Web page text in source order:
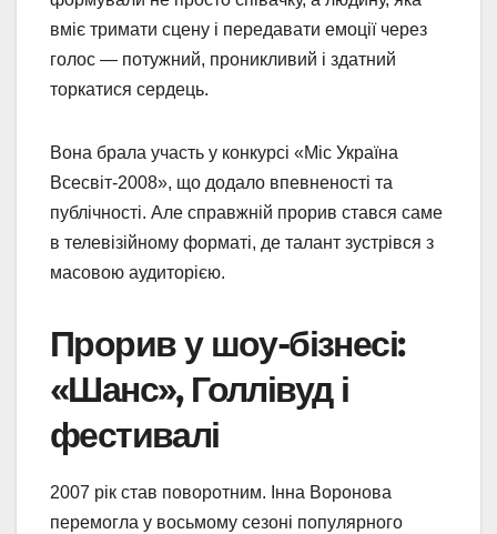
вміє тримати сцену і передавати емоції через
голос — потужний, проникливий і здатний
торкатися сердець.
Вона брала участь у конкурсі «Міс Україна
Всесвіт-2008», що додало впевненості та
публічності. Але справжній прорив стався саме
в телевізійному форматі, де талант зустрівся з
масовою аудиторією.
Прорив у шоу-бізнесі:
«Шанс», Голлівуд і
фестивалі
2007 рік став поворотним. Інна Воронова
перемогла у восьмому сезоні популярного